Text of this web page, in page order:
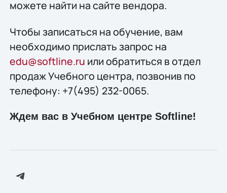
можете найти на сайте вендора.
Чтобы записаться на обучение, вам
необходимо прислать запрос на
edu@softline.ru или обратиться в отдел
продаж Учебного центра, позвонив по
телефону: +7(495) 232-0065.
Ждем вас в Учебном центре Softline!